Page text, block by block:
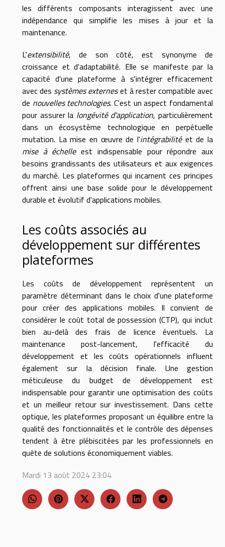
les différents composants interagissent avec une
indépendance qui simplifie les mises à jour et la
maintenance.
L'extensibilité, de son côté, est synonyme de
croissance et d'adaptabilité. Elle se manifeste par la
capacité d'une plateforme à s'intégrer efficacement
avec des systèmes externeset à rester compatible avec
de nouvelles technologies. C'est un aspect fondamental
pour assurer la longévité d'application, particulièrement
dans un écosystème technologique en perpétuelle
mutation. La mise en œuvre de l'intégrabilitéet de la
mise à échelleest indispensable pour répondre aux
besoins grandissants des utilisateurs et aux exigences
du marché. Les plateformes qui incarnent ces principes
offrent ainsi une base solide pour le développement
durable et évolutif d'applications mobiles.
Les coûts associés au
développement sur différentes
plateformes
Les coûts de développement représentent un
paramètre déterminant dans le choix d'une plateforme
pour créer des applications mobiles. Il convient de
considérer le coût total de possession (CTP), qui inclut
bien au-delà des frais de licence éventuels. La
maintenance post-lancement, l'efficacité du
développement et les coûts opérationnels influent
également sur la décision finale. Une gestion
méticuleuse du budget de développement est
indispensable pour garantir une optimisation des coûts
et un meilleur retour sur investissement. Dans cette
optique, les plateformes proposant un équilibre entre la
qualité des fonctionnalités et le contrôle des dépenses
tendent à être plébiscitées par les professionnels en
quête de solutions économiquement viables.
Mardi 13 août 2024 23:04